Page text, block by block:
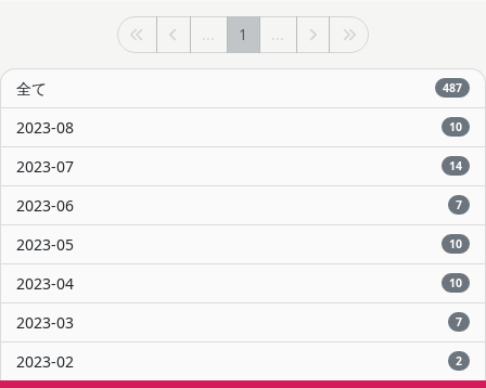
... 1 ...
全て 487
2023-08 10
2023-07 14
2023-06 7
2023-05 10
2023-04 10
2023-03 7
2023-02 2